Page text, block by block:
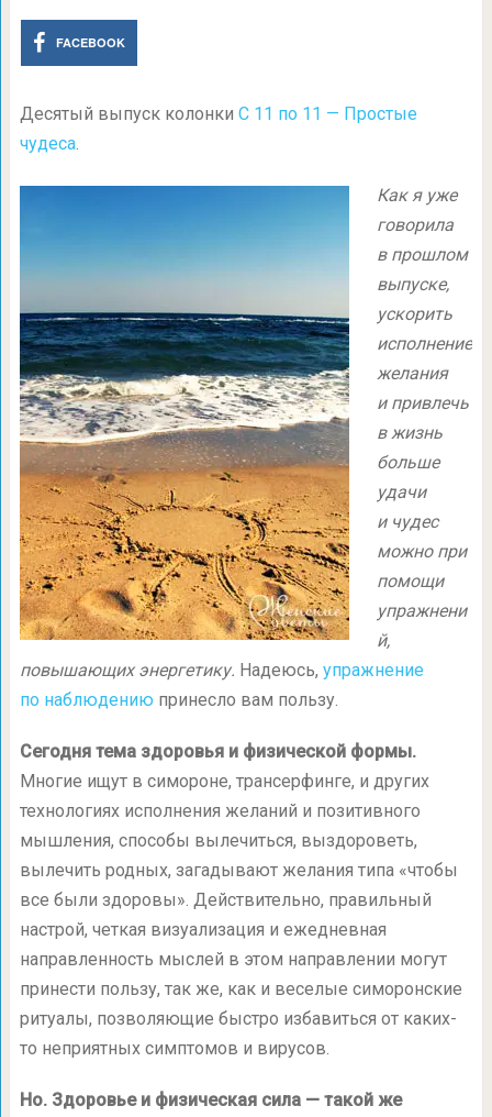
FACEBOOK
Десятый выпуск колонки С 11 по 11 — Простые
чудеса.
Как я уже
говорила
в прошлом
выпуске,
ускорить
исполнение
желания
и привлечь
в жизнь
больше
удачи
и чудес
можно при
помощи
упражнени
й,
повышающих энергетику. Надеюсь, упражнение
по наблюдению принесло вам пользу.
Сегодня тема здоровья и физической формы.
Многие ищут в симороне, трансерфинге, и других
технологиях исполнения желаний и позитивного
мышления, способы вылечиться, выздороветь,
вылечить родных, загадывают желания типа «чтобы
все были здоровы». Действительно, правильный
настрой, четкая визуализация и ежедневная
направленность мыслей в этом направлении могут
принести пользу, так же, как и веселые симоронские
ритуалы, позволяющие быстро избавиться от каких-
то неприятных симптомов и вирусов.
Но. Здоровье и физическая сила — такой же